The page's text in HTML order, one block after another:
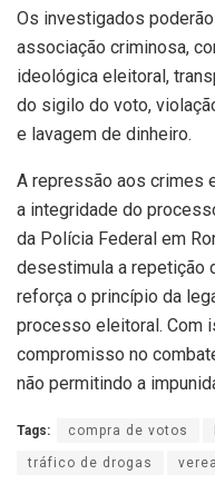
Os investigados
associação criminosa,
ideológica eleitoral,
do sigilo do voto,
e lavagem de dinheiro.
A repressão aos crimes
a integridade do
da Polícia Federal em
desestimula a repetição
reforça o princípio da
processo eleitoral. Com
compromisso no
não permitindo a
Tags: compra de votos
tráfico de drogas